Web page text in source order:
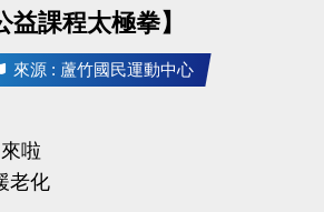
課程太極拳】
來源 : 蘆竹國民運動中心
啦
老化